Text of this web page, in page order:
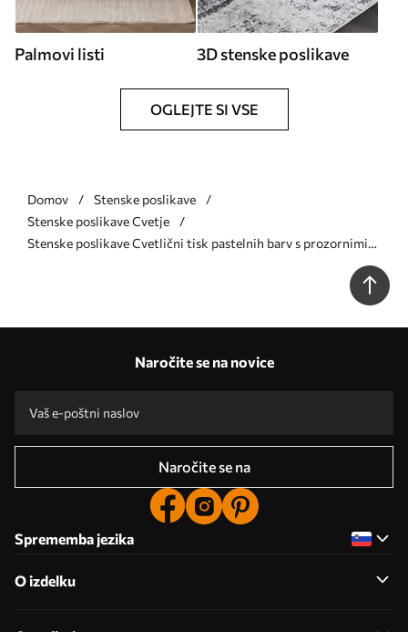
Palmovi listi 3D stenske poslikave
OGLEJTE SI VSE
Domov
Stenske poslikave
Stenske poslikave Cvetje
Stenske poslikave Cvetlični tisk pastelnih barv s prozornimi
Naročite se na novice
Naročite se na
Sprememba jezika
O izdelku